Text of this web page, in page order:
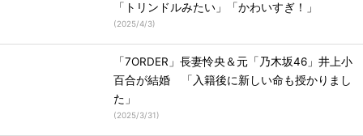
「トリンドルみたい」「かわいすぎ！」
(2025/4/3)
「7ORDER」長妻怜央＆元「乃木坂46」井上小
百合が結婚 「入籍後に新しい命も授かりまし
た」
(2025/3/31)